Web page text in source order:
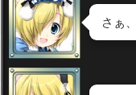
さぁ